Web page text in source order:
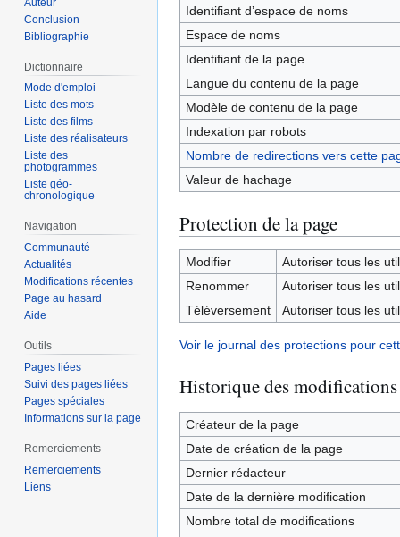
Identifiant dʼespace de noms
Espace de noms
Identifiant de la page
Langue du contenu de la page
Modèle de contenu de la page
Indexation par robots
Nombre de redirections vers cette
Valeur de hachage
Protection de la page
Modifier
Autoriser tous les
Renommer
Autoriser tous les
Téléversement
Autoriser tous les
Voir le journal des protections pour
Historique des modifications
Créateur de la page
Date de création de la page
Dernier rédacteur
Date de la dernière modification
Nombre total de modifications
Conclusion
Bibliographie
Dictionnaire
Mode d'emploi
Liste des mots
Liste des films
Liste des réalisateurs
Liste des
photogrammes
Liste géo-
chronologique
Navigation
Communauté
Actualités
Modifications récentes
Page au hasard
Aide
Outils
Pages liées
Suivi des pages liées
Pages spéciales
Informations sur la page
Remerciements
Remerciements
Liens